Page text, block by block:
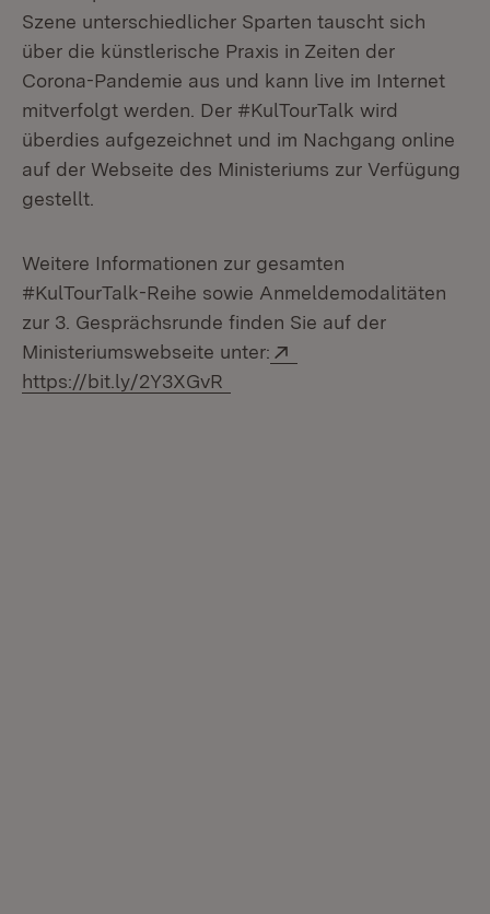
Szene unterschiedlicher Sparten tauscht sich
über die künstlerische Praxis in Zeiten der
Corona-Pandemie aus und kann live im Internet
mitverfolgt werden. Der #KulTourTalk wird
überdies aufgezeichnet und im Nachgang online
auf der Webseite des Ministeriums zur Verfügung
gestellt.
Weitere Informationen zur gesamten
#KulTourTalk-Reihe sowie Anmeldemodalitäten
zur 3. Gesprächsrunde finden Sie auf der
Ministeriumswebseite unter:
https://bit.ly/2Y3XGvR